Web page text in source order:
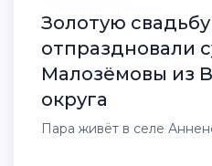
Золотую свадьбу
отпраздновали
Малозёмовы из
округа
Пара живёт в селе